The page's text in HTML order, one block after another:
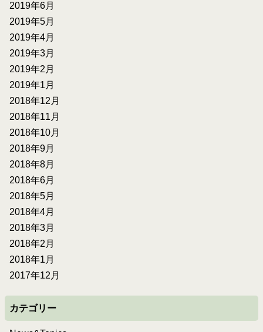
2019年6月
2019年5月
2019年4月
2019年3月
2019年2月
2019年1月
2018年12月
2018年11月
2018年10月
2018年9月
2018年8月
2018年6月
2018年5月
2018年4月
2018年3月
2018年2月
2018年1月
2017年12月
カテゴリー